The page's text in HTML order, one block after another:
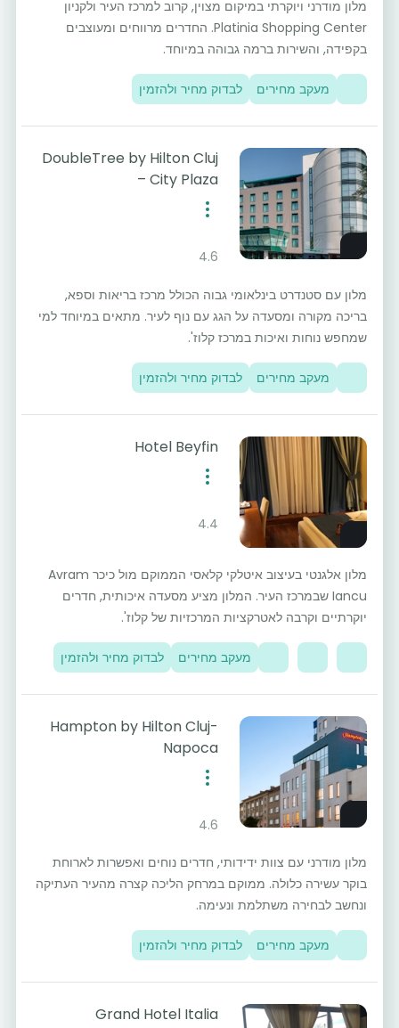
מלון מודרני ויוקרתי במיקום מצוין, קרוב למרכז העיר ולקניון
Platinia Shopping Center. החדרים מרווחים ומעוצבים
בקפידה, והשירות ברמה גבוהה במיוחד.
מעקב מחירים לבדוק מחיר ולהזמין
DoubleTree by Hilton Cluj
– City Plaza
4.6
מלון עם סטנדרט בינלאומי גבוה הכולל מרכז בריאות וספא,
בריכה מקורה ומסעדה על הגג עם נוף לעיר. מתאים במיוחד למי
שמחפש נוחות ואיכות במרכז קלוז'.
מעקב מחירים לבדוק מחיר ולהזמין
Hotel Beyfin
4.4
מלון אלגנטי בעיצוב איטלקי קלאסי הממוקם מול כיכר Avram
Iancu שבמרכז העיר. המלון מציע מסעדה איכותית, חדרים
יוקרתיים וקרבה לאטרקציות המרכזיות של קלוז'.
מעקב מחירים לבדוק מחיר ולהזמין
Hampton by Hilton Cluj-
Napoca
4.6
מלון מודרני עם צוות ידידותי, חדרים נוחים ואפשרות לארוחת
בוקר עשירה כלולה. ממוקם במרחק הליכה קצרה מהעיר העתיקה
ונחשב לבחירה משתלמת ונעימה.
מעקב מחירים לבדוק מחיר ולהזמין
Grand Hotel Italia